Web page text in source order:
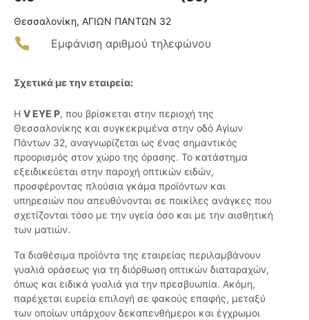
Θεσσαλονίκη, ΑΓΙΩΝ ΠΑΝΤΩΝ 32
Εμφάνιση αριθμού τηλεφώνου
Σχετικά με την εταιρεία:
Η V EYE P, που βρίσκεται στην περιοχή της
Θεσσαλονίκης και συγκεκριμένα στην οδό Αγίων
Πάντων 32, αναγνωρίζεται ως ένας σημαντικός
προορισμός στον χώρο της όρασης. Το κατάστημα
εξειδικεύεται στην παροχή οπτικών ειδών,
προσφέροντας πλούσια γκάμα προϊόντων και
υπηρεσιών που απευθύνονται σε ποικίλες ανάγκες που
σχετίζονται τόσο με την υγεία όσο και με την αισθητική
των ματιών.
Τα διαθέσιμα προϊόντα της εταιρείας περιλαμβάνουν
γυαλιά οράσεως για τη διόρθωση οπτικών διαταραχών,
όπως και ειδικά γυαλιά για την πρεσβυωπία. Ακόμη,
παρέχεται ευρεία επιλογή σε φακούς επαφής, μεταξύ
των οποίων υπάρχουν δεκαπενθήμεροι και έγχρωμοι